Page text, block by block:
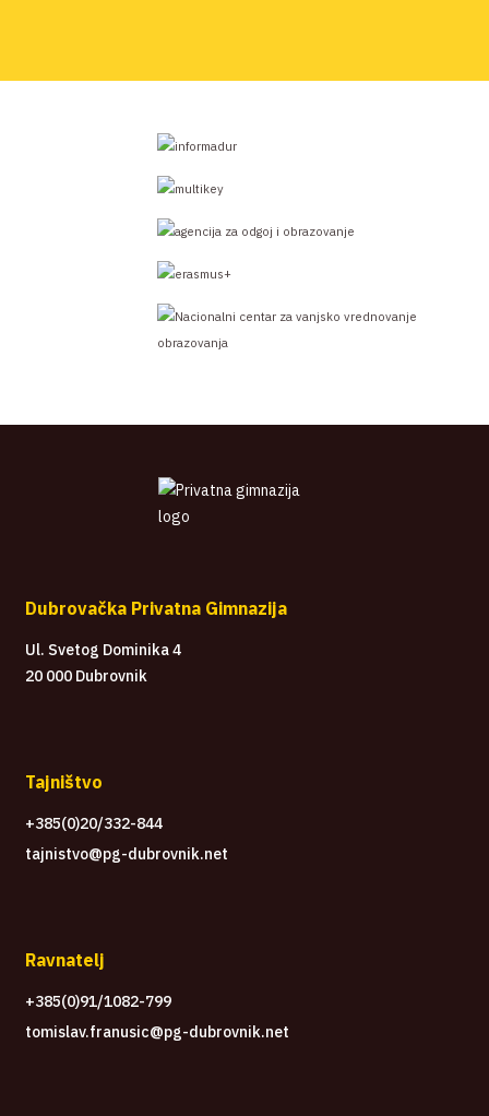
Dubrovačka Privatna Gimnazija
Ul. Svetog Dominika 4
20 000 Dubrovnik
Tajništvo
+385(0)20/332-844
tajnistvo@pg-dubrovnik.net
Ravnatelj
+385(0)91/1082-799
tomislav.franusic@pg-dubrovnik.net